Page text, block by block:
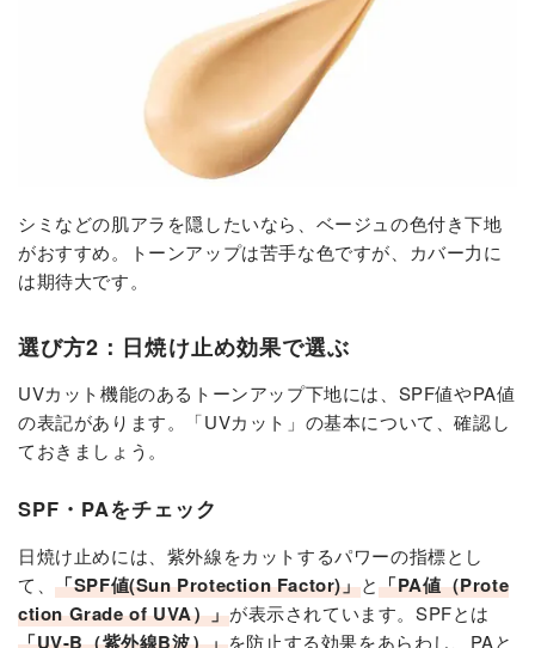
シミなどの肌アラを隠したいなら、ベージュの色付き下地
がおすすめ。トーンアップは苦手な色ですが、カバー力に
は期待大です。
選び方2：日焼け止め効果で選ぶ
UVカット機能のあるトーンアップ下地には、SPF値やPA値
の表記があります。「UVカット」の基本について、確認し
ておきましょう。
SPF・PAをチェック
日焼け止めには、紫外線をカットするパワーの指標とし
て、「SPF値(Sun Protection Factor)」と「PA値（Prote
ction Grade of UVA）」が表示されています。SPFとは
「UV-B（紫外線B波）」を防止する効果をあらわし、PAと